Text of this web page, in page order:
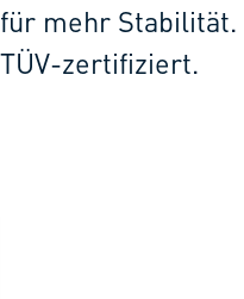
für mehr Stabilität.
TÜV-zertifiziert.